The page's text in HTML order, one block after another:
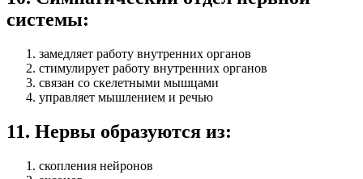
системы:
замедляет работу внутренних органов
стимулирует работу внутренних органов
связан со скелетными мышцами
управляет мышлением и речью
11. Нервы образуются из:
скопления нейронов